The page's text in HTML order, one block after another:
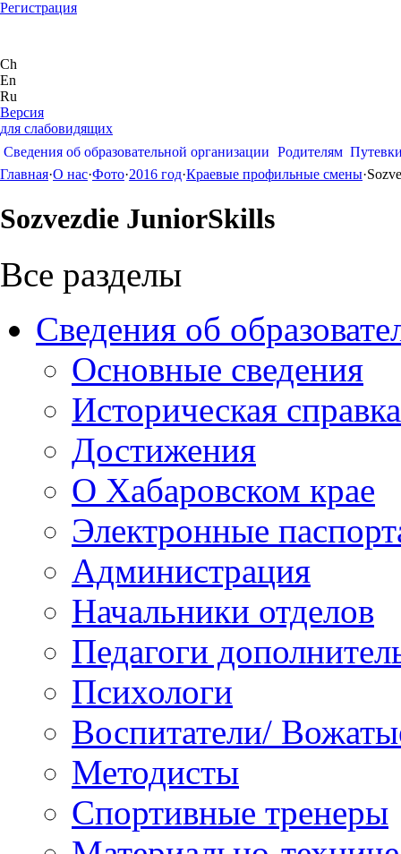
Регистрация
Ch
En
Ru
Версия
для слабовидящих
Сведения об образовательной организации Родителям
Главная·О нас·Фото·2016 год·Краевые профильные смены·
Sozvezdie JuniorSkills
Все разделы
Сведения об
Основные сведения
Историческая справка
Достижения
О Хабаровском крае
Электронные
Администрация
Начальники отделов
Педагоги
Психологи
Воспитатели/
Методисты
Спортивные тренеры